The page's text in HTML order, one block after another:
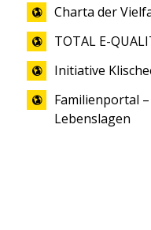
Charta der
TOTAL E-
Initiative
Familienportal
Lebenslagen